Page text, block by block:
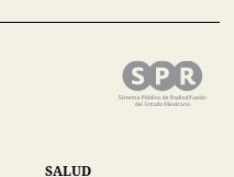
SALUD